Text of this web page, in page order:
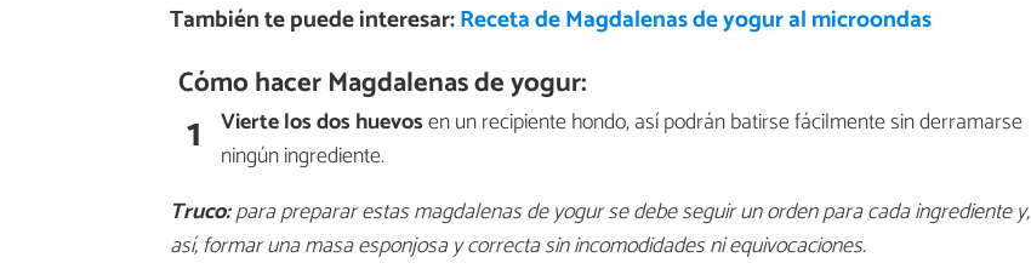
También te puede interesar:Receta de Magdalenas de yogur al microondas
Cómo hacer Magdalenas de yogur:
1 Vierte los dos huevosen un recipiente hondo, así podrán batirse fácilmente sin derramarse
ningún ingrediente.
Truco:para preparar estas magdalenas de yogur se debe seguir un orden para cada ingrediente y,
así, formar una masa esponjosa y correcta sin incomodidades ni equivocaciones.